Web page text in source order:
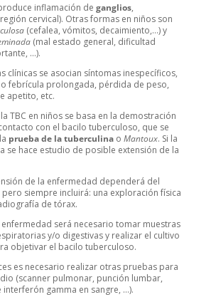
inflamación de ganglios,
cervical). Otras formas en niños son
(cefalea, vómitos, decaimiento,…) y
(mal estado general, dificultad
…).
clínicas se asocian síntomas inespecíficos,
febrícula prolongada, pérdida de peso,
apetito, etc.
TBC en niños se basa en la demostración
con el bacilo tuberculoso, que se
prueba de la tuberculinao Mantoux. Si la
se hace estudio de posible extensión de la
de la enfermedad dependerá del
siempre incluirá: una exploración física
de tórax.
será necesario tomar muestras
y/o digestivas y realizar el cultivo
objetivar el bacilo tuberculoso.
es necesario realizar otras pruebas para
(scanner pulmonar, punción lumbar,
gamma en sangre, …).